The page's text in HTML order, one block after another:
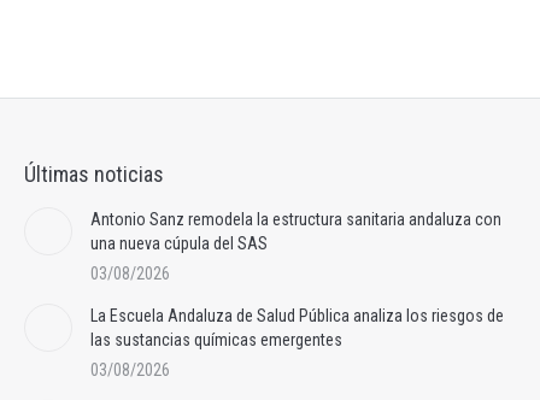
Últimas noticias
Antonio Sanz remodela la estructura sanitaria andaluza con
una nueva cúpula del SAS
03/08/2026
La Escuela Andaluza de Salud Pública analiza los riesgos de
las sustancias químicas emergentes
03/08/2026